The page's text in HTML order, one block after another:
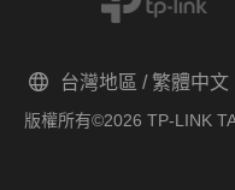
版權所有©2026 TP-LINK
台灣地區 / 繁體中文